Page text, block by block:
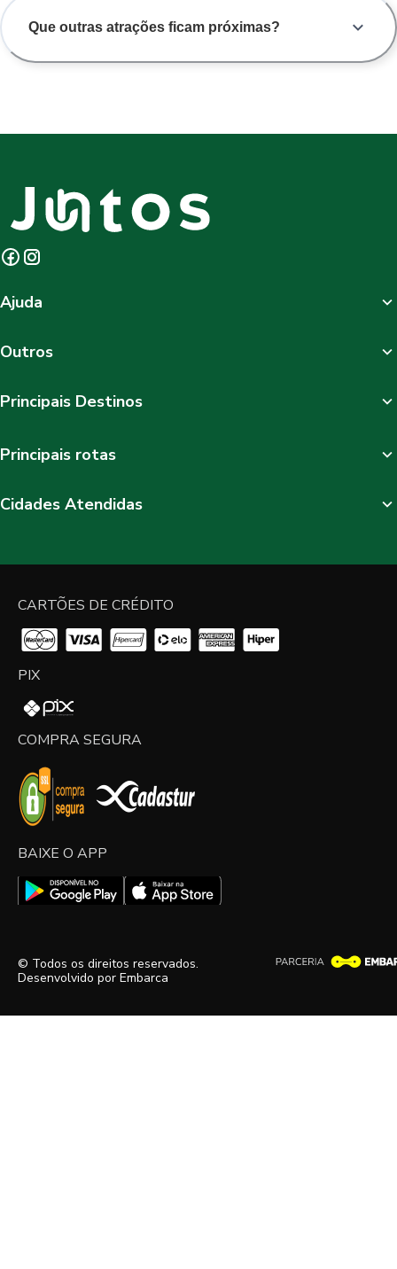
Que outras atrações ficam próximas?
Ajuda
Outros
Principais Destinos
Principais rotas
Cidades Atendidas
CARTÕES DE CRÉDITO
PIX
COMPRA SEGURA
BAIXE O APP
© Todos os direitos reservados.
Desenvolvido por Embarca